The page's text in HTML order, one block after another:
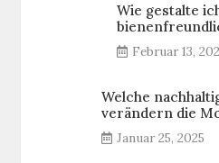
Wie gestalte
Februar 13,
Welche
verändern die
Januar 25, 2025